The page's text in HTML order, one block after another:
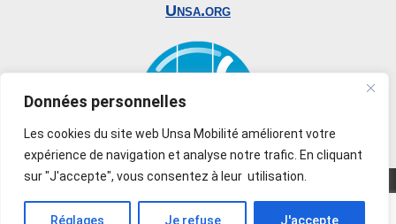
Données personnelles
Les cookies du site web Unsa Mobilité améliorent votre
expérience de navigation et analyse notre trafic. En cliquant
sur "J'accepte", vous consentez à leur utilisation.
Réglages Je refuse J'accepte
Unsa.org
© 2019-2026 UNSA Mobilité. Tous droits réservés –
Reproduction interdite –
Mentions légales